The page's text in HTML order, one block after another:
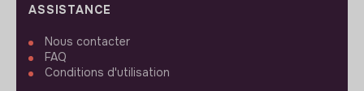
ASSISTANCE
Nous contacter
FAQ
Conditions d'utilisation